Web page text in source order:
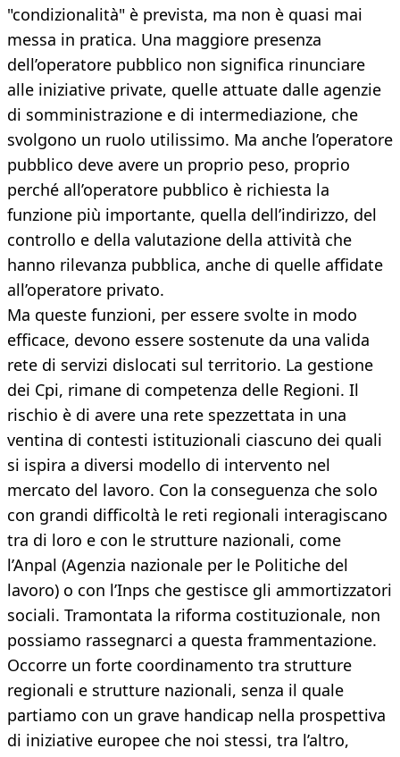
"condizionalità" è prevista, ma non è quasi mai
messa in pratica. Una maggiore presenza
dell’operatore pubblico non significa rinunciare
alle iniziative private, quelle attuate dalle agenzie
di somministrazione e di intermediazione, che
svolgono un ruolo utilissimo. Ma anche l’operatore
pubblico deve avere un proprio peso, proprio
perché all’operatore pubblico è richiesta la
funzione più importante, quella dell’indirizzo, del
controllo e della valutazione della attività che
hanno rilevanza pubblica, anche di quelle affidate
all’operatore privato.
Ma queste funzioni, per essere svolte in modo
efficace, devono essere sostenute da una valida
rete di servizi dislocati sul territorio. La gestione
dei Cpi, rimane di competenza delle Regioni. Il
rischio è di avere una rete spezzettata in una
ventina di contesti istituzionali ciascuno dei quali
si ispira a diversi modello di intervento nel
mercato del lavoro. Con la conseguenza che solo
con grandi difficoltà le reti regionali interagiscano
tra di loro e con le strutture nazionali, come
l’Anpal (Agenzia nazionale per le Politiche del
lavoro) o con l’Inps che gestisce gli ammortizzatori
sociali. Tramontata la riforma costituzionale, non
possiamo rassegnarci a questa frammentazione.
Occorre un forte coordinamento tra strutture
regionali e strutture nazionali, senza il quale
partiamo con un grave handicap nella prospettiva
di iniziative europee che noi stessi, tra l’altro,